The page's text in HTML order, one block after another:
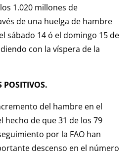
1.020 millones de
de una huelga de hambre
sábado 14 ó el domingo 15 de
con la víspera de la
POSITIVOS.
del hambre en el
hecho de que 31 de los 79
por la FAO han
descenso en el número